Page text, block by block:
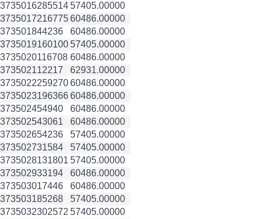
373501628551457405.00000
373501721677560486.00000
373501844236
60486.00000
3735019160100 57405.00000
3735020116708 60486.00000
373502112217
62931.00000
373502225927060486.00000
373502319636660486.00000
373502454940
60486.00000
373502543061
60486.00000
373502654236
57405.00000
373502731584
57405.00000
3735028131801 57405.00000
373502933194
60486.00000
373503017446
60486.00000
373503185268
57405.00000
3735032302572 57405.00000